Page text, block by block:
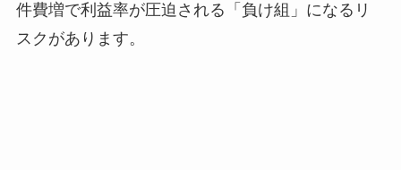
件費増で利益率が圧迫される「負け組」になるリ
スクがあります。